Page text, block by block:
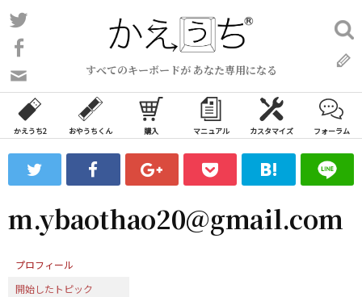
コ
ン
ン
ツ
ス
ッ
すべてのキーボードが あなた専用になる
い
合
わ
フ
ォ
ム
検
索:
かえうち2 おやうちくん 購入 マニュアル カスタマイズ フォーラム
m.ybaothao20@gmail.com
プロフィール
開始したトピック